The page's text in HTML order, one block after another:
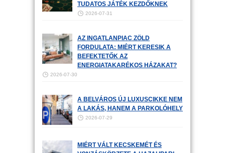
TUDATOS JÁTÉK KEZDŐKNEK
2026-07-31
AZ INGATLANPIAC ZÖLD
FORDULATA: MIÉRT KERESIK A
BEFEKTETŐK AZ
ENERGIATAKARÉKOS HÁZAKAT?
2026-07-30
A BELVÁROS ÚJ LUXUSCIKKE NEM
A LAKÁS, HANEM A PARKOLÓHELY
2026-07-29
MIÉRT VÁLT KECSKEMÉT ÉS